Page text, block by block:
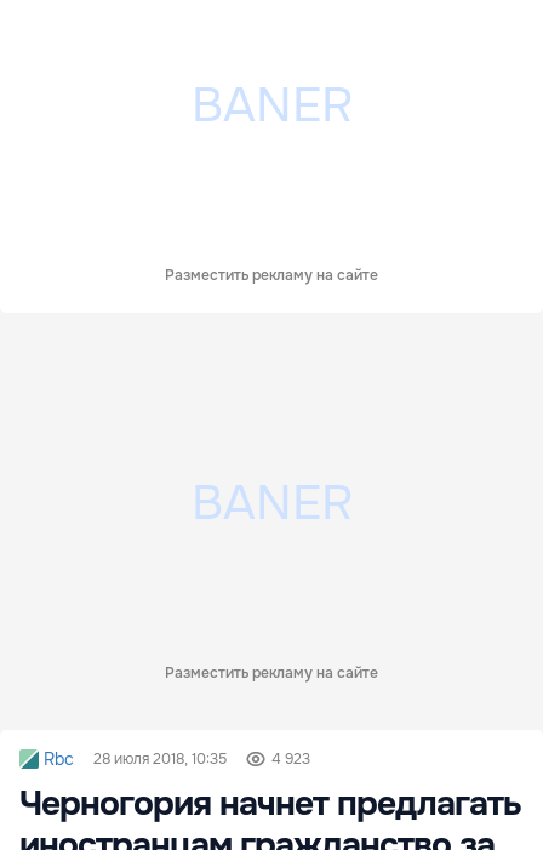
Разместить рекламу на сайте
Разместить рекламу на сайте
Rbc 28 июля 2018, 10:35 4 923
Черногория начнет предлагать